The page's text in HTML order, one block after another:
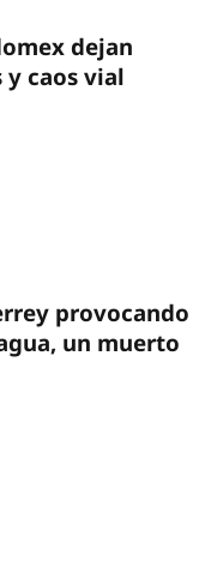
dejan
caos vial
provocando
un muerto